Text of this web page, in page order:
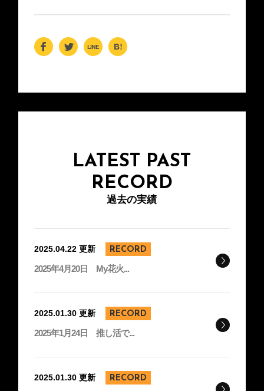
F
T
Li H
LATEST PAST
RECORD
過去の実績
2025.04.22 更新 RECORD
2025年4月20日 My花火...
2025.01.30 更新 RECORD
2025年1月24日 推し活で...
2025.01.30 更新 RECORD